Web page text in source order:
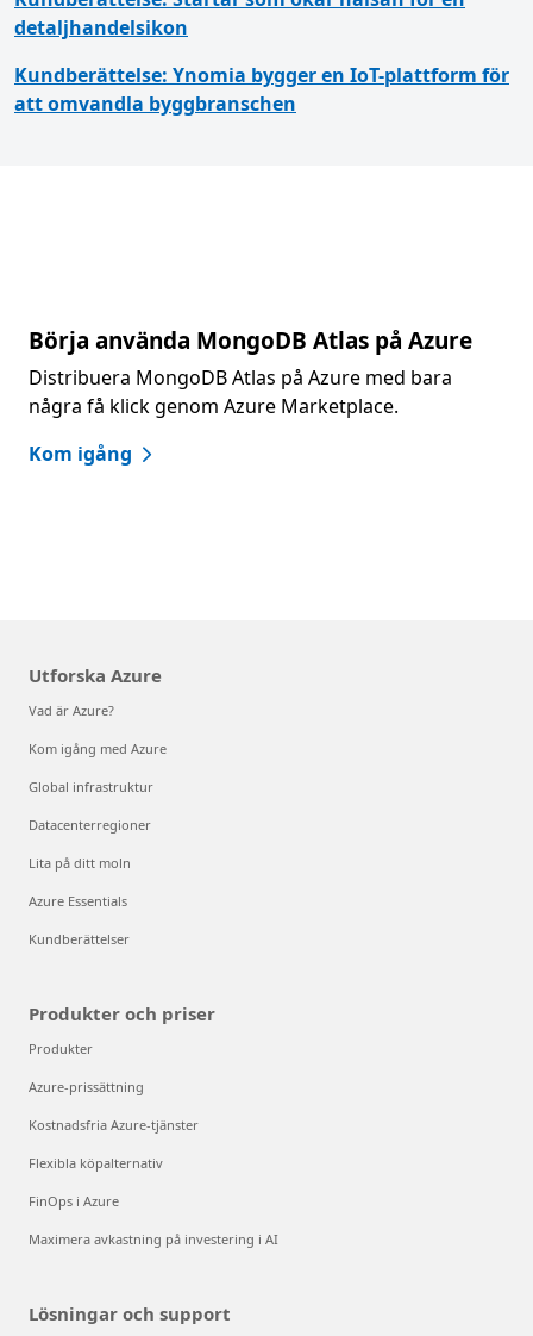
detaljhandelsikon
Kundberättelse: Ynomia bygger en IoT-plattform för
att omvandla byggbranschen
Börja använda MongoDB Atlas på Azure
Distribuera MongoDB Atlas på Azure med bara
några få klick genom Azure Marketplace.
Kom igång
Utforska Azure
Vad är Azure?
Kom igång med Azure
Global infrastruktur
Datacenterregioner
Lita på ditt moln
Azure Essentials
Kundberättelser
Produkter och priser
Produkter
Azure-prissättning
Kostnadsfria Azure-tjänster
Flexibla köpalternativ
FinOps i Azure
Maximera avkastning på investering i AI
Lösningar och support